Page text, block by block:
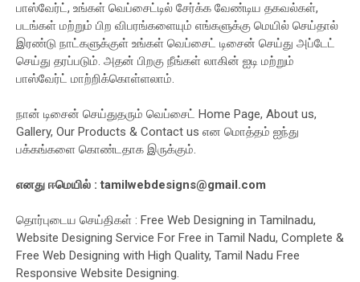
பாஸ்வேர்ட், உங்கள் வெப்சைட்டில் சேர்க்க வேண்டிய தகவல்கள்,
படங்கள் மற்றும் பிற விபரங்களையும் எங்களுக்கு மெயில் செய்தால்
இரண்டு நாட்களுக்குள் உங்கள் வெப்சைட் டிசைன் செய்து அப்டேட்
செய்து தரப்படும். அதன் பிறகு நீங்கள் லாகின் ஐடி மற்றும்
பாஸ்வேர்ட் மாற்றிக்கொள்ளலாம்.
நான் டிசைன் செய்துதரும் வெப்சைட் Home Page, About us,
Gallery, Our Products & Contact us என மொத்தம் ஐந்து
பக்கங்களை கொண்டதாக இருக்கும்.
எனது ஈமெயில் :tamilwebdesigns@gmail.com
தொர்புடைய செய்திகள் : Free Web Designing in Tamilnadu,
Website Designing Service For Free in Tamil Nadu, Complete &
Free Web Designing with High Quality, Tamil Nadu Free
Responsive Website Designing.